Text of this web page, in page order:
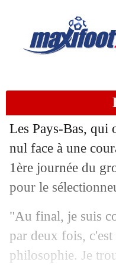
Les Pays-Bas, qui
nul face à une
1ère journée du
pour le
"Au final, je suis
par deux fois,
philosophie. Je
15/06 Auxerre:
:
15/06 EdF:
15/06 Bayern:
15/06 Chelsea :
15/06 Suède: